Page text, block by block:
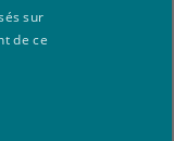
sur
de ce